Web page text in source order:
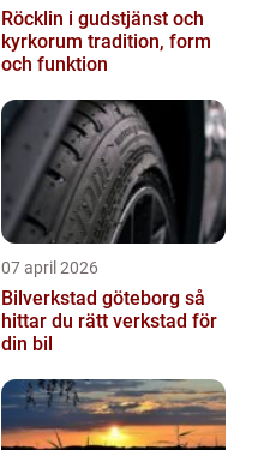
Röcklin i gudstjänst och
kyrkorum tradition, form
och funktion
07 april 2026
Bilverkstad göteborg så
hittar du rätt verkstad för
din bil